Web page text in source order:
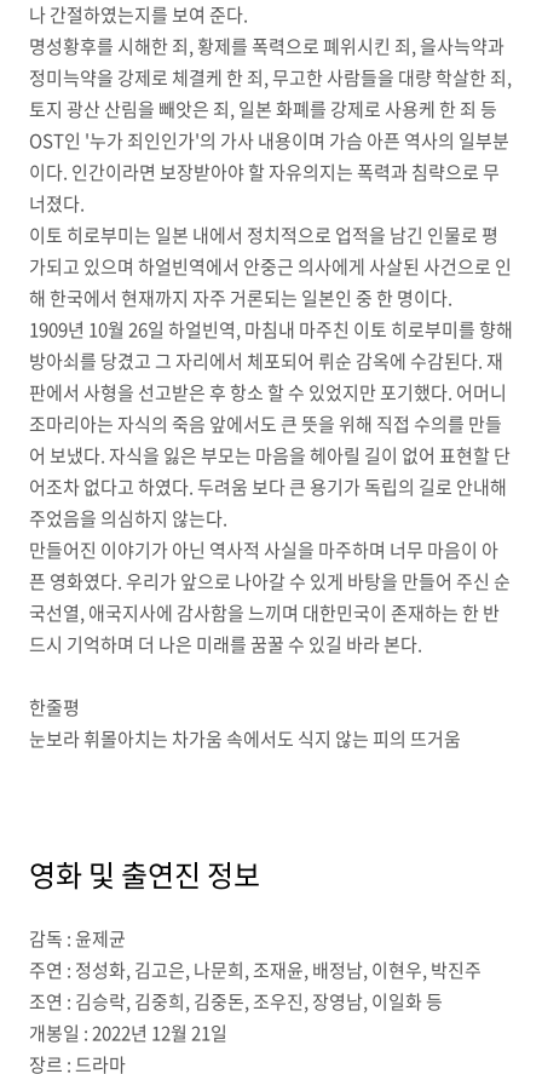
나 간절하였는지를 보여 준다.
명성황후를 시해한 죄, 황제를 폭력으로 폐위시킨 죄, 을사늑약과
정미늑약을 강제로 체결케 한 죄, 무고한 사람들을 대량 학살한 죄,
토지 광산 산림을 빼앗은 죄, 일본 화폐를 강제로 사용케 한 죄 등
OST인 '누가 죄인인가'의 가사 내용이며 가슴 아픈 역사의 일부분
이다. 인간이라면 보장받아야 할 자유의지는 폭력과 침략으로 무
너졌다.
이토 히로부미는 일본 내에서 정치적으로 업적을 남긴 인물로 평
가되고 있으며 하얼빈역에서 안중근 의사에게 사살된 사건으로 인
해 한국에서 현재까지 자주 거론되는 일본인 중 한 명이다.
1909년 10월 26일 하얼빈역, 마침내 마주친 이토 히로부미를 향해
방아쇠를 당겼고 그 자리에서 체포되어 뤼순 감옥에 수감된다. 재
판에서 사형을 선고받은 후 항소 할 수 있었지만 포기했다. 어머니
조마리아는 자식의 죽음 앞에서도 큰 뜻을 위해 직접 수의를 만들
어 보냈다. 자식을 잃은 부모는 마음을 헤아릴 길이 없어 표현할 단
어조차 없다고 하였다. 두려움 보다 큰 용기가 독립의 길로 안내해
주었음을 의심하지 않는다.
만들어진 이야기가 아닌 역사적 사실을 마주하며 너무 마음이 아
픈 영화였다. 우리가 앞으로 나아갈 수 있게 바탕을 만들어 주신 순
국선열, 애국지사에 감사함을 느끼며 대한민국이 존재하는 한 반
드시 기억하며 더 나은 미래를 꿈꿀 수 있길 바라 본다.
한줄평
눈보라 휘몰아치는 차가움 속에서도 식지 않는 피의 뜨거움
영화 및 출연진 정보
감독 : 윤제균
주연 : 정성화, 김고은, 나문희, 조재윤, 배정남, 이현우, 박진주
조연 : 김승락, 김중희, 김중돈, 조우진, 장영남, 이일화 등
개봉일 : 2022년 12월 21일
장르 : 드라마